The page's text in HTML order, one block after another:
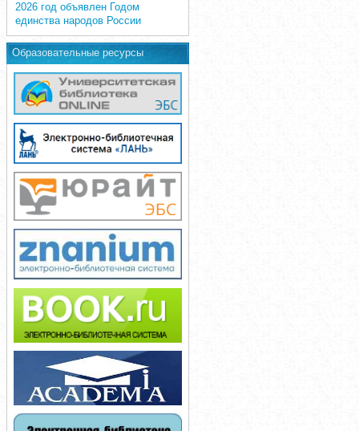
2026 год объявлен Годом
единства народов России
Образовательные ресурсы